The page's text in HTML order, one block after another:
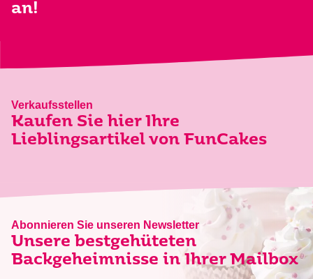
an!
Verkaufsstellen
Kaufen Sie hier Ihre
Lieblingsartikel von FunCakes
Abonnieren Sie unseren Newsletter
Unsere bestgehüteten
Backgeheimnisse in Ihrer Mailbox